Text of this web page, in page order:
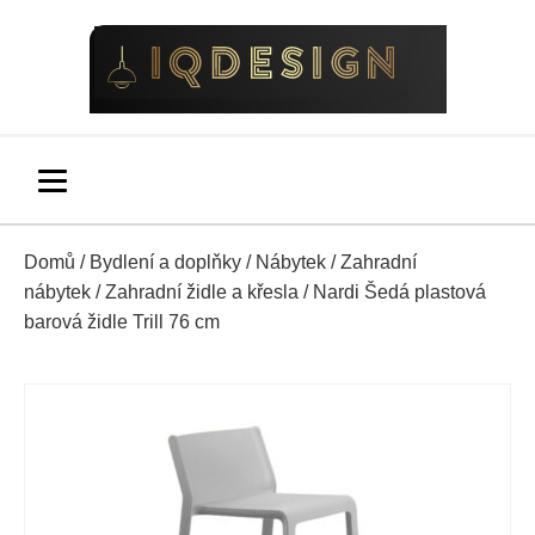
Domů / Bydlení a doplňky / Nábytek /Zahradní
nábytek /Zahradní židle a křesla / Nardi Šedá plastová
barová židle Trill 76 cm